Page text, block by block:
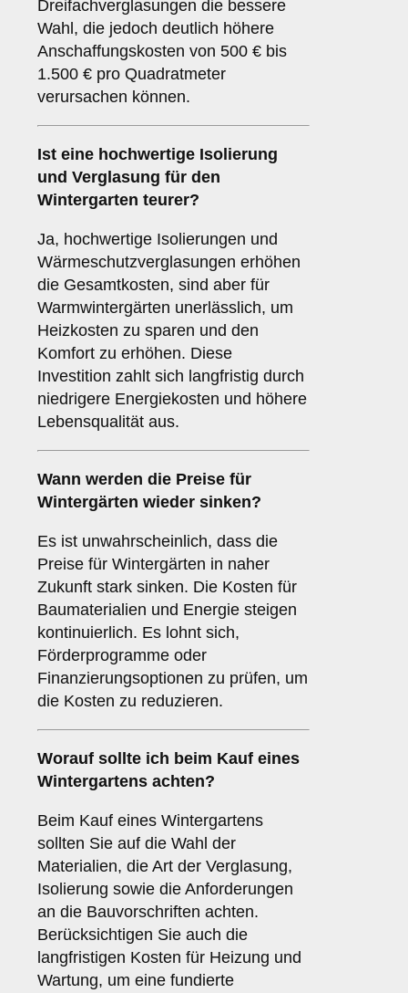
Dreifachverglasungen die bessere
Wahl, die jedoch deutlich höhere
Anschaffungskosten von 500 € bis
1.500 € pro Quadratmeter
verursachen können.
Ist eine hochwertige Isolierung
und Verglasung für den
Wintergarten teurer?
Ja, hochwertige Isolierungen und
Wärmeschutzverglasungen erhöhen
die Gesamtkosten, sind aber für
Warmwintergärten unerlässlich, um
Heizkosten zu sparen und den
Komfort zu erhöhen. Diese
Investition zahlt sich langfristig durch
niedrigere Energiekosten und höhere
Lebensqualität aus.
Wann werden die Preise für
Wintergärten wieder sinken?
Es ist unwahrscheinlich, dass die
Preise für Wintergärten in naher
Zukunft stark sinken. Die Kosten für
Baumaterialien und Energie steigen
kontinuierlich. Es lohnt sich,
Förderprogramme oder
Finanzierungsoptionen zu prüfen, um
die Kosten zu reduzieren.
Worauf sollte ich beim Kauf eines
Wintergartens achten?
Beim Kauf eines Wintergartens
sollten Sie auf die Wahl der
Materialien, die Art der Verglasung,
Isolierung sowie die Anforderungen
an die Bauvorschriften achten.
Berücksichtigen Sie auch die
langfristigen Kosten für Heizung und
Wartung, um eine fundierte